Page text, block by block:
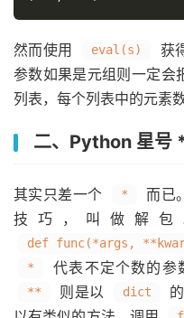
然而使用 eval(s) 获
参数如果是元组则一定会
列表，每个列表中的元素
二、Python 星号
其实只差一个 * 而已。
技巧，叫做解
def func(*args,
* 代表不定个数的参
** 则是以 dict